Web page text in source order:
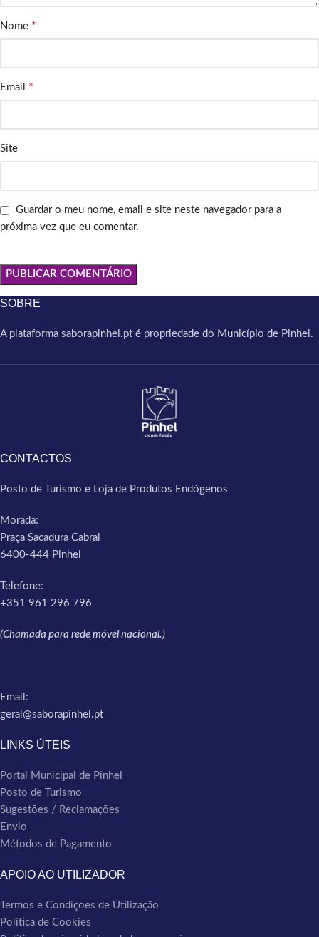
Nome *
Email *
Site
Guardar o meu nome, email e site neste navegador para a
próxima vez que eu comentar.
SOBRE
A plataforma saborapinhel.pt é propriedade do Município de Pinhel.
CONTACTOS
Posto de Turismo e Loja de Produtos Endógenos
Morada:
Praça Sacadura Cabral
6400-444 Pinhel
Telefone:
+351 961 296 796
(Chamada para rede móvel nacional.)
Email:
geral@saborapinhel.pt
LINKS ÚTEIS
Portal Municipal de Pinhel
Posto de Turismo
Sugestões / Reclamações
Envio
Métodos de Pagamento
APOIO AO UTILIZADOR
Termos e Condições de Utilização
Política de Cookies